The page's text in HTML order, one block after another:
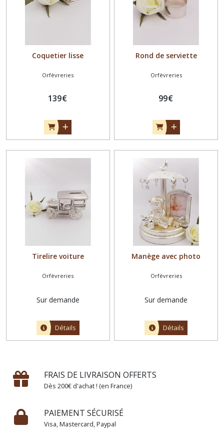
Coquetier lisse
Orfèvreries
139€
Rond de serviette
Orfèvreries
99€
Tirelire voiture
Orfèvreries
Sur demande
Détails
Manège avec photo
Orfèvreries
Sur demande
Détails
FRAIS DE LIVRAISON OFFERTS
Dès 200€ d'achat ! (en France)
PAIEMENT SÉCURISÉ
Visa, Mastercard, Paypal